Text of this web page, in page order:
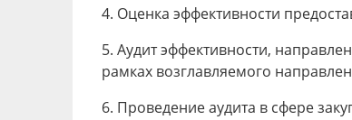
4. Оценка эффективности
5. Аудит эффективности,
рамках возглавляемого
6. Проведение аудита в сфере